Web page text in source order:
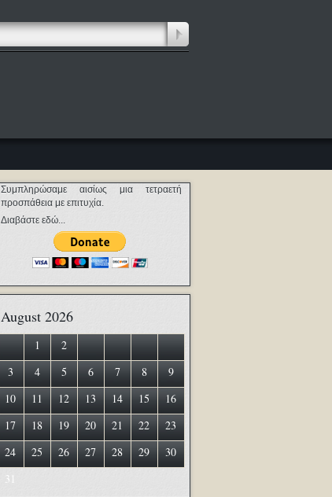
Συμπληρώσαμε αισίως μια τετραετή
προσπάθεια με επιτυχία.
Διαβάστε εδώ...
August 2026
1
2
3
4 5 6 7 8
9
10
11 12 13 14 15
16
17
18 19 20 21 22
23
24
25 26 27 28 29
30
31